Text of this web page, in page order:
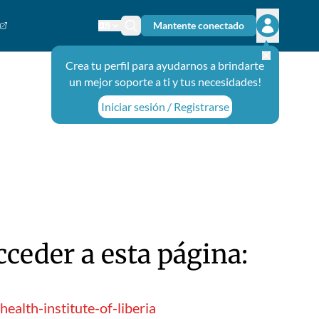
Cambiar el idioma
Ícono de búsqueda
Mantente conectado
Abrir el
Crea tu perfil para ayudarnos a brindarte
un mejor soporte a ti y tus necesidades!
Iniciar sesión / Registrarse
a esta página:
institute-of-liberia